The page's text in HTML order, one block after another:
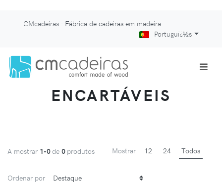
CMcadeiras - Fábrica de cadeiras em madeira
Portuguï¿½s
ENCARTÁVEIS
A mostrar 1-0de 0 produtos Mostrar 12 24 Todos
Ordenar por